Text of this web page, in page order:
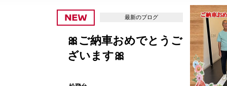
最新のブログ
🎀ご納車おめでとうご
ざいます🎀